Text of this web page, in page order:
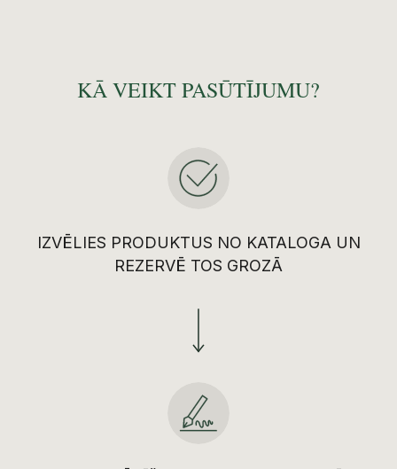
KĀ VEIKT PASŪTĪJUMU?
IZVĒLIES PRODUKTUS NO KATALOGA UN
REZERVĒ TOS GROZĀ